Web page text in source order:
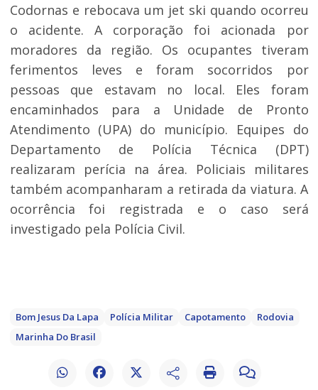
Codornas e rebocava um jet ski quando ocorreu
o acidente. A corporação foi acionada por
moradores da região. Os ocupantes tiveram
ferimentos leves e foram socorridos por
pessoas que estavam no local. Eles foram
encaminhados para a Unidade de Pronto
Atendimento (UPA) do município. Equipes do
Departamento de Polícia Técnica (DPT)
realizaram perícia na área. Policiais militares
também acompanharam a retirada da viatura. A
ocorrência foi registrada e o caso será
investigado pela Polícia Civil.
Bom Jesus Da Lapa Polícia Militar Capotamento
Rodovia
Marinha Do Brasil